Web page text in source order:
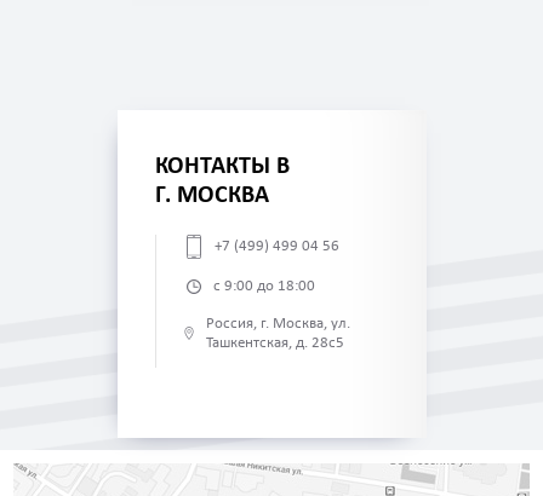
КОНТАКТЫ В
Г. МОСКВА
+7 (499) 499 04 56
с 9:00 до 18:00
Россия, г. Москва, ул.
Ташкентская, д. 28с5